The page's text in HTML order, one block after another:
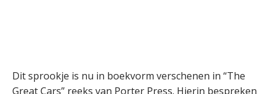
Dit sprookje is nu in boekvorm verschenen in “The
Great Cars” reeks van Porter Press. Hierin bespreken